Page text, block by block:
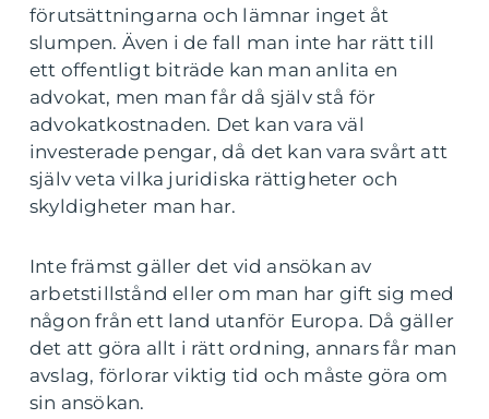
förutsättningarna och lämnar inget åt
slumpen. Även i de fall man inte har rätt till
ett offentligt biträde kan man anlita en
advokat, men man får då själv stå för
advokatkostnaden. Det kan vara väl
investerade pengar, då det kan vara svårt att
själv veta vilka juridiska rättigheter och
skyldigheter man har.
Inte främst gäller det vid ansökan av
arbetstillstånd eller om man har gift sig med
någon från ett land utanför Europa. Då gäller
det att göra allt i rätt ordning, annars får man
avslag, förlorar viktig tid och måste göra om
sin ansökan.